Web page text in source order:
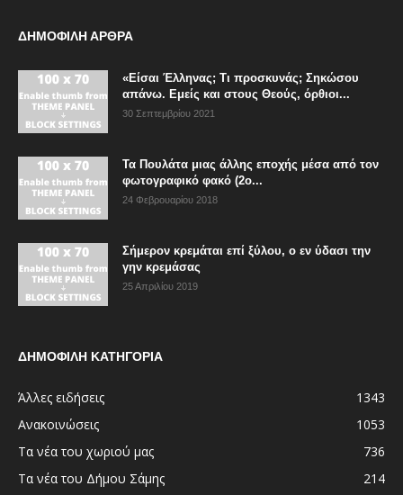
ΔΗΜΟΦΙΛΗ ΑΡΘΡΑ
«Είσαι Έλληνας; Τι προσκυνάς; Σηκώσου
απάνω. Εμείς και στους Θεούς, όρθιοι...
30 Σεπτεμβρίου 2021
Τα Πουλάτα μιας άλλης εποχής μέσα από τον
φωτογραφικό φακό (2ο...
24 Φεβρουαρίου 2018
Σήμερον κρεμάται επί ξύλου, ο εν ύδασι την
γην κρεμάσας
25 Απριλίου 2019
ΔΗΜΟΦΙΛΗ ΚΑΤΗΓΟΡΙΑ
Άλλες ειδήσεις
1343
Ανακοινώσεις
1053
Τα νέα του χωριού μας
736
Τα νέα του Δήμου Σάμης
214